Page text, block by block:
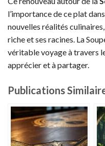
l’importance de ce plat
nouvelles réalités
riche et ses racines. La
véritable voyage à travers
apprécier et à partager.
Publications